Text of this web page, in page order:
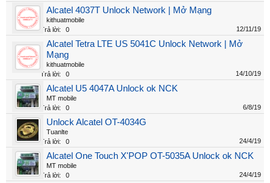
Alcatel 4037T Unlock Network | Mở Mạng
kithuatmobile
Trả lời:
0 12/11/19
Alcatel Tetra LTE US 5041C Unlock Network | Mở
Mạng
kithuatmobile
Trả lời:
0 14/10/19
Alcatel U5 4047A Unlock ok NCK
MT mobile
Trả lời:
0 6/8/19
Unlock Alcatel OT-4034G
Tuanlte
Trả lời:
0 24/4/19
Alcatel One Touch X'POP OT-5035A Unlock ok NCK
MT mobile
Trả lời:
0 24/4/19